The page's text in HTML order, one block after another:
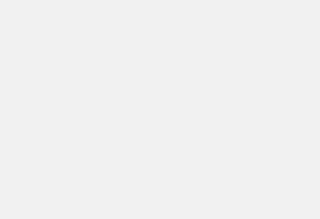
Auderghem, Schaerbeek,